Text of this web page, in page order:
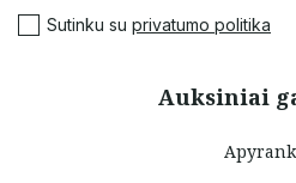
Auksiniai
Sutinku su privatumo politika